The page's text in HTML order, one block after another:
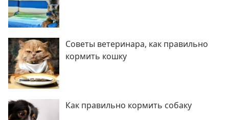
Советы ветеринара, как правильно
кормить кошку
Как правильно кормить собаку